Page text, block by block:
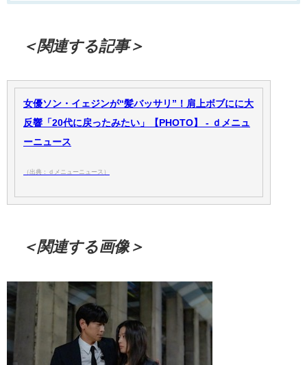
＜関連する記事＞
女優ソン・イェジンが“髪バッサリ”！肩上ボブにに大
反響「20代に戻ったみたい」【PHOTO】 - ｄメニュ
ーニュース
（出典：ｄメニューニュース）
＜関連する画像＞